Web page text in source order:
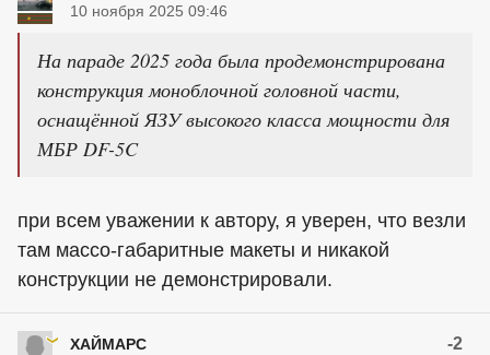
10 ноября 2025 09:46
На параде 2025 года была продемонстрирована
конструкция моноблочной головной части,
оснащённой ЯЗУ высокого класса мощности для
МБР DF-5C
при всем уважении к автору, я уверен, что везли
там массо-габаритные макеты и никакой
конструкции не демонстрировали.
ХАЙМАРС -2